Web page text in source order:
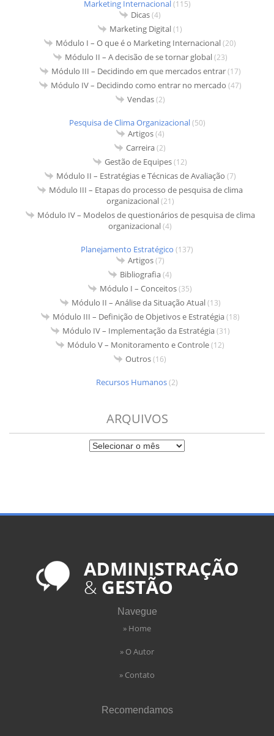
Marketing Internacional(115)
Dicas(4)
Marketing Digital(1)
Módulo I – O que é o Marketing Internacional(20)
Módulo II – A decisão de se tornar global(23)
Módulo III – Decidindo em que mercados entrar(17)
Módulo IV – Decidindo como entrar no mercado (47)
Vendas(2)
Pesquisa de Clima Organizacional(50)
Artigos(4)
Carreira(2)
Gestão de Equipes(12)
Módulo II – Estratégias e Técnicas de Avaliação (7)
Módulo III – Etapas do processo de pesquisa de clima
organizacional(21)
Módulo IV – Modelos de questionários de pesquisa de clima
organizacional(4)
Planejamento Estratégico (137)
Artigos(7)
Bibliografia(4)
Módulo I – Conceitos(35)
Módulo II – Análise da Situação Atual(13)
Módulo III – Definição de Objetivos e Estratégia(18)
Módulo IV – Implementação da Estratégia(31)
Módulo V – Monitoramento e Controle(12)
Outros(16)
Recursos Humanos(2)
ARQUIVOS
Navegue
» Home
» O Autor
» Contato
Recomendamos